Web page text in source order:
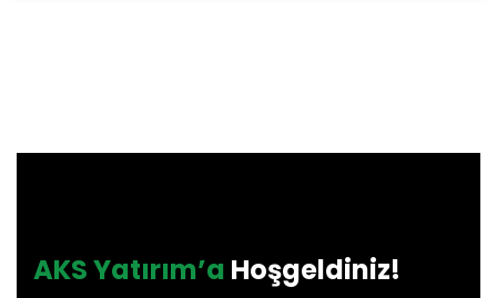
AKS Yatırım’a Hoşgeldiniz!